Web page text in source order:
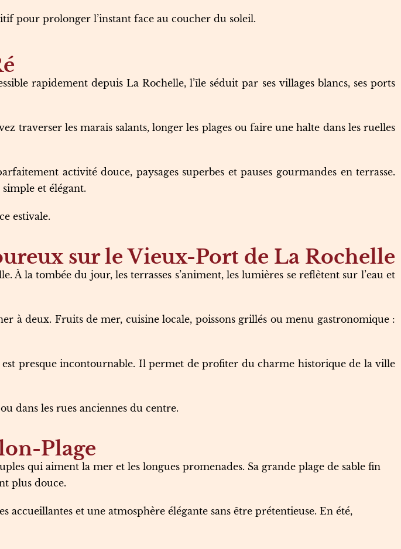
pour prolonger l’instant face au coucher du soleil.
rapidement depuis La Rochelle, l’île séduit par ses villages blancs, ses ports
les marais salants, longer les plages ou faire une halte dans les ruelles
activité douce, paysages superbes et pauses gourmandes en terrasse.
et élégant.
estivale.
sur le Vieux-Port de La Rochelle
À la tombée du jour, les terrasses s’animent, les lumières se reflètent sur l’eau et
à deux. Fruits de mer, cuisine locale, poissons grillés ou menu gastronomique :
presque incontournable. Il permet de profiter du charme historique de la ville
dans les rues anciennes du centre.
Plage
qui aiment la mer et les longues promenades. Sa grande plage de sable fin
plus douce.
et une atmosphère élégante sans être prétentieuse. En été,